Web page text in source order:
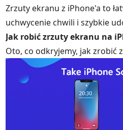
Zrzuty ekranu z iPhone'a to
uchwycenie chwili i szybkie
Jak robić zrzuty ekranu na
Oto, co odkryjemy, jak zrobić